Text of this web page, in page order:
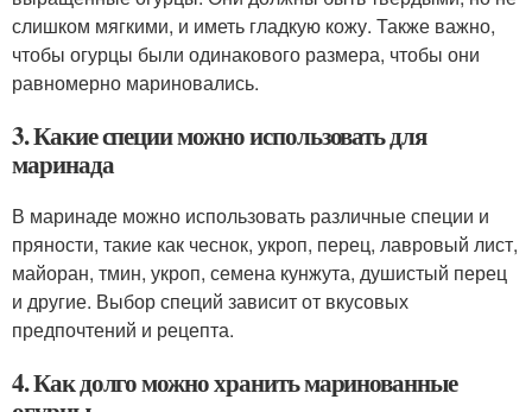
слишком мягкими, и иметь гладкую кожу. Также важно,
чтобы огурцы были одинакового размера, чтобы они
равномерно мариновались.
3. Какие специи можно использовать для
маринада
В маринаде можно использовать различные специи и
пряности, такие как чеснок, укроп, перец, лавровый лист,
майоран, тмин, укроп, семена кунжута, душистый перец
и другие. Выбор специй зависит от вкусовых
предпочтений и рецепта.
4. Как долго можно хранить маринованные